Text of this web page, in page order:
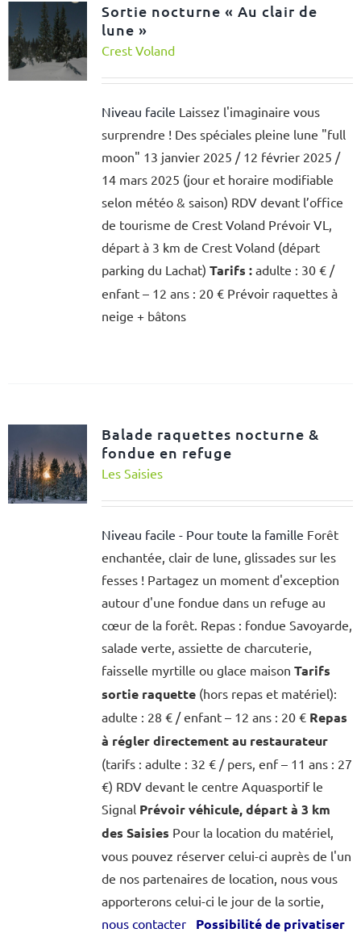
Sortie nocturne « Au clair de
lune »
Crest Voland
Niveau facile Laissez l'imaginaire vous
surprendre ! Des spéciales pleine lune "full
moon" 13 janvier 2025 / 12 février 2025 /
14 mars 2025 (jour et horaire modifiable
selon météo & saison) RDV devant l’office
de tourisme de Crest Voland Prévoir VL,
départ à 3 km de Crest Voland (départ
parking du Lachat) Tarifs :adulte : 30 € /
enfant – 12 ans : 20 € Prévoir raquettes à
neige + bâtons
Balade raquettes nocturne &
fondue en refuge
Les Saisies
Niveau facile - Pour toute la famille Forêt
enchantée, clair de lune, glissades sur les
fesses ! Partagez un moment d'exception
autour d'une fondue dans un refuge au
cœur de la forêt. Repas : fondue Savoyarde,
salade verte, assiette de charcuterie,
faisselle myrtille ou glace maison Tarifs
sortie raquette (hors repas et matériel):
adulte : 28 € / enfant – 12 ans : 20 € Repas
à régler directement au restaurateur
(tarifs : adulte : 32 € / pers, enf – 11 ans : 27
€) RDV devant le centre Aquasportif le
Signal Prévoir véhicule, départ à 3 km
des Saisies Pour la location du matériel,
vous pouvez réserver celui-ci auprès de l'un
de nos partenaires de location, nous vous
apporterons celui-ci le jour de la sortie,
nous contacter
Possibilité de privatiser